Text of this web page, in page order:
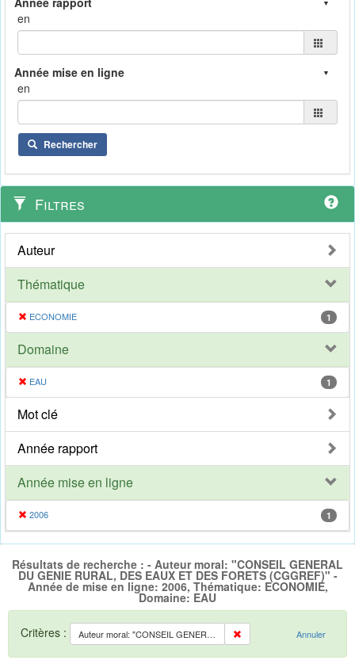
en
en
Rechercher
Filtres
Auteur
Thématique
ECONOMIE 1
Domaine
EAU 1
Mot clé
Année rapport
Année mise en ligne
2006 1
Résultats de recherche : - Auteur moral: "CONSEIL GENERAL
DU GENIE RURAL, DES EAUX ET DES FORETS (CGGREF)" -
Année de mise en ligne: 2006, Thématique: ECONOMIE,
Domaine: EAU
Critères : Auteur moral: "CONSEIL GENERAL DU GENIE RURAL, DES EAUX ET DES FORETS (CGGREF)" Annuler